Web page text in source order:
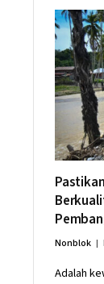
Nonblok
Adalah